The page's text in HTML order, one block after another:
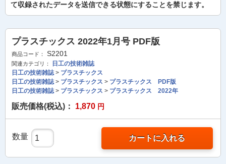
て収録されたデータを送信できる状態にすることを禁じます。
プラスチックス 2022年1月号 PDF版
商品コード： S2201
関連カテゴリ：
日工の技術雑誌
日工の技術雑誌> プラスチックス
日工の技術雑誌> プラスチックス > プラスチックス PDF版
日工の技術雑誌> プラスチックス > プラスチックス 2022年
販売価格(税込)： 1,870 円
数量 カートに入れる